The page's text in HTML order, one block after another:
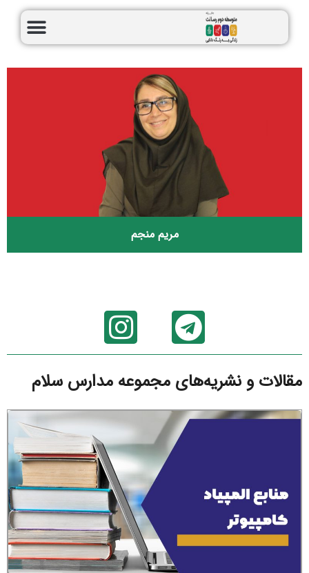
مریم منجم
مقالات و نشریه‌های مجموعه مدارس سلام